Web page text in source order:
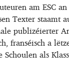
am ESC an
Texter staamt
publizéierter
franséisch a
als